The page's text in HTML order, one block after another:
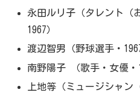
永田ルリ子（タレント（
1967）
渡辺智男（野球選手・
南野陽子 （歌手・女優・
上地等（ミュージシャン